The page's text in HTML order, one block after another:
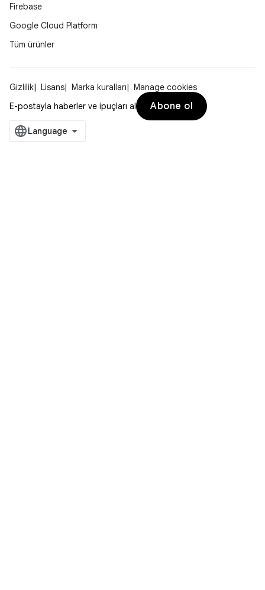
Firebase
Google Cloud Platform
Tüm ürünler
Gizlilik Lisans Marka kuralları
Manage cookies
E-postayla haberler ve ipuçları al
Abone ol